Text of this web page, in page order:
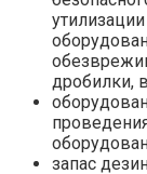
дробилки,
запас